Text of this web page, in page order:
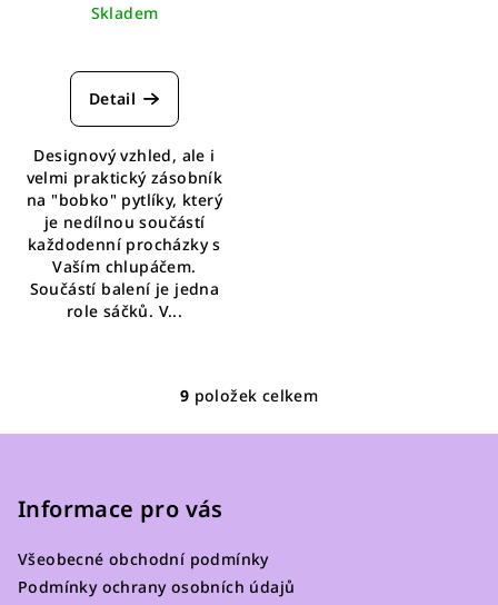
Skladem
Detail
Designový vzhled, ale i
velmi praktický zásobník
na "bobko" pytlíky, který
je nedílnou součástí
každodenní procházky s
Vaším chlupáčem.
Součástí balení je jedna
role sáčků. V...
O
v
c
í
9 položek celkem
Informace pro vás
Všeobecné obchodní podmínky
Podmínky ochrany osobních údajů